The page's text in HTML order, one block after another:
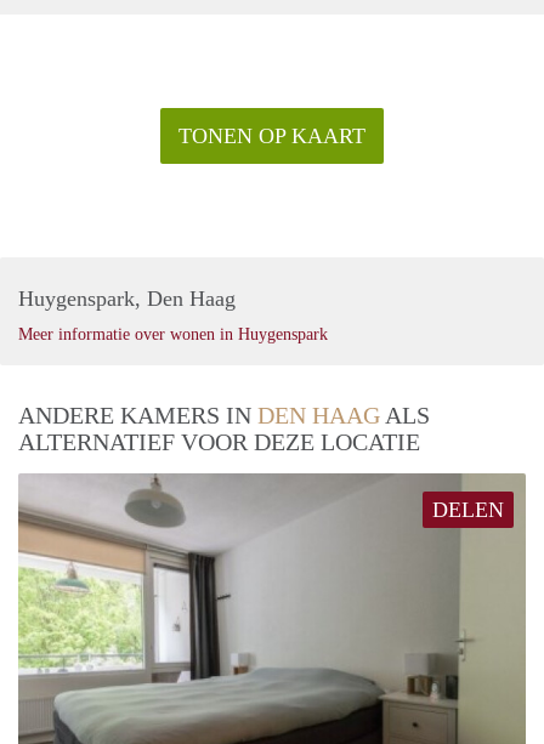
TONEN OP KAART
Huygenspark, Den Haag
Meer informatie over wonen in Huygenspark
ANDERE KAMERS IN DEN HAAGALS
ALTERNATIEF VOOR DEZE LOCATIE
DELEN